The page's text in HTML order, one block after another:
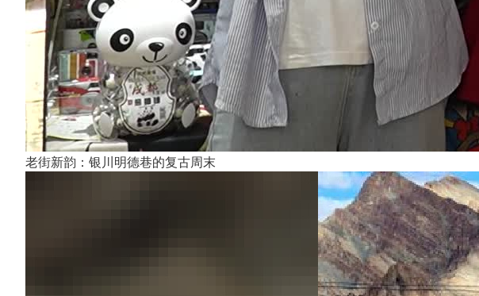
老街新韵：银川明德巷的复古周末